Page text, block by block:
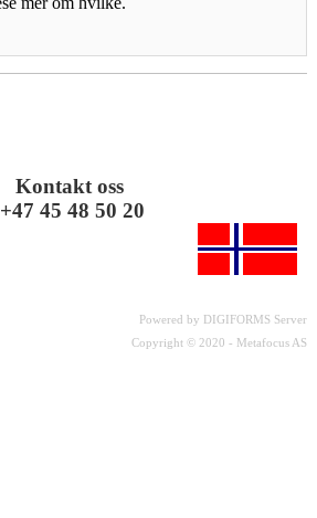
Kontakt oss
+47 45 48 50 20
Powered by DIGIFORMS Server
Copyright © 2020 - Metafocus AS